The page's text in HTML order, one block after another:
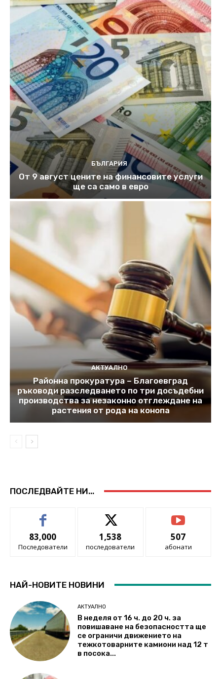
БЪЛГАРИЯ
От 9 август цените на финансовите услуги
ще са само в евро
АКТУАЛНО
Районна прокуратура – Благоевград
ръководи разследването по три досъдебни
производства за незаконно отглеждане на
растения от рода на конопа
ПОСЛЕДВАЙТЕ НИ...
83,000
Последователи
1,538
последователи
507
абонати
НАЙ-НОВИТЕ НОВИНИ
АКТУАЛНО
В неделя от 16 ч. до 20 ч. за
повишаване на безопасността ще
се ограничи движението на
тежкотоварните камиони над 12 т
в посока...